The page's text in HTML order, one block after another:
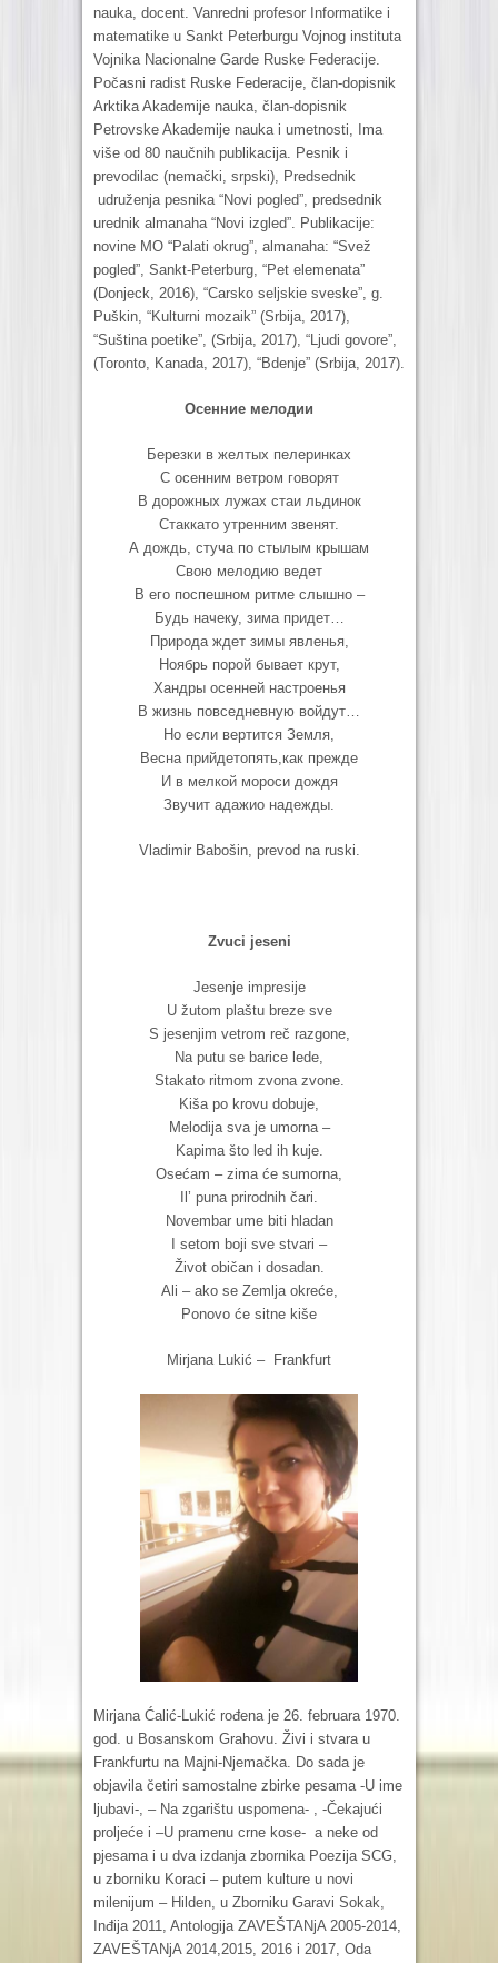
nauka, docent. Vanredni profesor Informatike i
matematike u Sankt Peterburgu Vojnog instituta
Vojnika Nacionalne Garde Ruske Federacije.
Počasni radist Ruske Federacije, član-dopisnik
Arktika Akademije nauka, član-dopisnik
Petrovske Akademije nauka i umetnosti, Ima
više od 80 naučnih publikacija. Pesnik i
prevodilac (nemački, srpski), Predsednik
udruženja pesnika “Novi pogled”, predsednik
urednik almanaha “Novi izgled”. Publikacije:
novine MO “Palati okrug”, almanaha: “Svež
pogled”, Sankt-Peterburg, “Pet elemenata”
(Donjeck, 2016), “Carsko seljskie sveske”, g.
Puškin, “Kulturni mozaik” (Srbija, 2017),
“Suština poetike”, (Srbija, 2017), “Ljudi govore”,
(Toronto, Kanada, 2017), “Bdenje” (Srbija, 2017).
Осенние мелодии
Березки в желтых пелеринках
С осенним ветром говорят
В дорожных лужах стаи льдинок
Стаккато утренним звенят.
А дождь, стуча по стылым крышам
Свою мелодию ведет
В его поспешном ритме слышно –
Будь начеку, зима придет…
Природа ждет зимы явленья,
Ноябрь порой бывает крут,
Хандры осенней настроенья
В жизнь повседневную войдут…
Но если вертится Земля,
Весна прийдетопять,как прежде
И в мелкой мороси дождя
Звучит адажио надежды.
Vladimir Babošin, prevod na ruski.
Zvuci jeseni
Jesenje impresije
U žutom plaštu breze sve
S jesenjim vetrom reč razgone,
Na putu se barice lede,
Stakato ritmom zvona zvone.
Kiša po krovu dobuje,
Melodija sva je umorna –
Kapima što led ih kuje.
Osećam – zima će sumorna,
Il’ puna prirodnih čari.
Novembar ume biti hladan
I setom boji sve stvari –
Život običan i dosadan.
Ali – ako se Zemlja okreće,
Ponovo će sitne kiše
Mirjana Lukić – Frankfurt
Mirjana Ćalić-Lukić rođena je 26. februara 1970.
god. u Bosanskom Grahovu. Živi i stvara u
Frankfurtu na Majni-Njemačka. Do sada je
objavila četiri samostalne zbirke pesama -U ime
ljubavi-, – Na zgarištu uspomena- , -Čekajući
proljeće i –U pramenu crne kose- a neke od
pjesama i u dva izdanja zbornika Poezija SCG,
u zborniku Koraci – putem kulture u novi
milenijum – Hilden, u Zborniku Garavi Sokak,
Inđija 2011, Antologija ZAVEŠTANjA 2005-2014,
ZAVEŠTANjA 2014,2015, 2016 i 2017, Oda